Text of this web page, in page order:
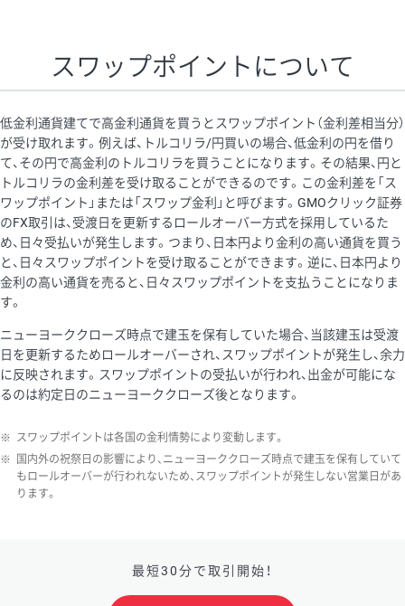
スワップポイントについて
低金利通貨建てで高金利通貨を買うとスワップポイント（金利差相当分）
が受け取れます。例えば、トルコリラ/円買いの場合、低金利の円を借り
て、その円で高金利のトルコリラを買うことになります。その結果、円と
トルコリラの金利差を受け取ることができるのです。この金利差を「ス
ワップポイント」または「スワップ金利」と呼びます。GMOクリック証券
のFX取引は、受渡日を更新するロールオーバー方式を採用しているた
め、日々受払いが発生します。つまり、日本円より金利の高い通貨を買う
と、日々スワップポイントを受け取ることができます。逆に、日本円より
金利の高い通貨を売ると、日々スワップポイントを支払うことになりま
す。
ニューヨーククローズ時点で建玉を保有していた場合、当該建玉は受渡
日を更新するためロールオーバーされ、スワップポイントが発生し、余力
に反映されます。スワップポイントの受払いが行われ、出金が可能にな
るのは約定日のニューヨーククローズ後となります。
※ スワップポイントは各国の金利情勢により変動します。
※
国内外の祝祭日の影響により、ニューヨーククローズ時点で建玉を保有していて
もロールオーバーが行われないため、スワップポイントが発生しない営業日があ
ります。
最短30分で取引開始！